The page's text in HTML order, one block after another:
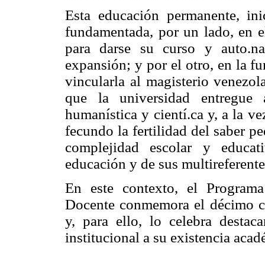
Esta educación permanente,
fundamentada, por un lado, en
para darse su curso y
expansión; y por el otro, en la
vincularla al magisterio
que la universidad
humanística y cientí.ca y, a la
fecundo la fertilidad del saber
complejidad escolar y
educación y de sus
En este contexto, el
Docente conmemora el décimo
y, para ello, lo celebra
institucional a su existencia